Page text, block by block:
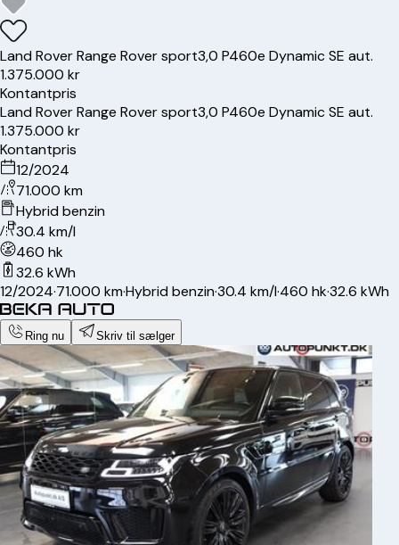
Land RoverRange Rover sport3,0 P460e Dynamic SE aut.
1.375.000 kr
Kontantpris
Land RoverRange Rover sport3,0 P460e Dynamic SE aut.
1.375.000 kr
Kontantpris
12/2024
71.000 km
Hybrid benzin
30.4 km/l
460 hk
32.6 kWh
12/2024·71.000 km·Hybrid benzin·30.4 km/l·460 hk·32.6 kWh
Ring nu Skriv til sælger